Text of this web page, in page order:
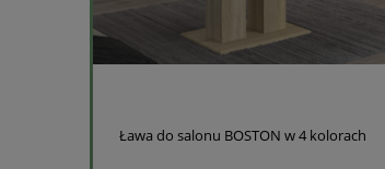
Ława do salonu BOSTON w 4 kolorach